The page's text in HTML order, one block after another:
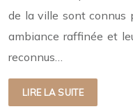
de la ville sont connus
ambiance raffinée et
reconnus…
LIRE LA SUITE